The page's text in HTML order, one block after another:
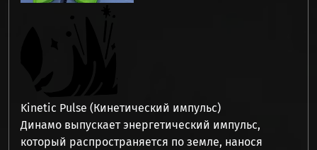
Kinetic Pulse (Кинетический импульс)
Динамо выпускает энергетический импульс,
который распространяется по земле, нанося